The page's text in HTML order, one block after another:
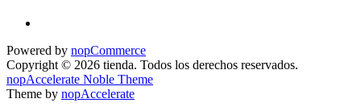
Powered by nopCommerce
Copyright © 2026 tienda. Todos los derechos reservados.
nopAccelerate Noble Theme
Theme by nopAccelerate